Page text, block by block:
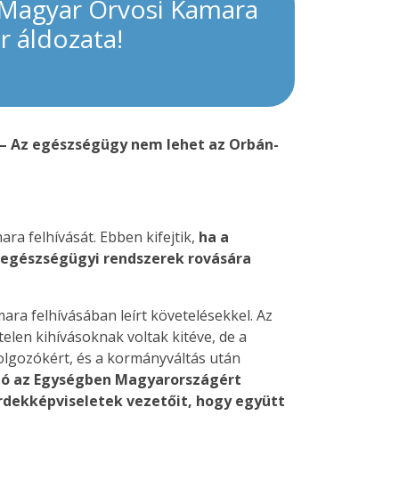
Orvosi Kamara
áldozata!
egészségügy nem lehet az Orbán-
felhívását. Ebben kifejtik, ha a
rendszerek rovására
felhívásában leírt követelésekkel. Az
kihívásoknak voltak kitéve, de a
és a kormányváltás után
az Egységben Magyarországért
vezetőit, hogy együtt